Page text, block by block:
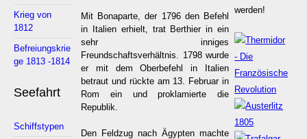
Krieg von
1812
Befreiungskrie
ge 1813 -1814
Seefahrt
Schiffstypen
Mit Bonaparte, der 1796 den Befehl
in Italien erhielt, trat Berthier in ein
sehr inniges
Freundschaftsverhältnis. 1798 wurde
er mit dem Oberbefehl in Italien
betraut und rückte am 13. Februar in
Rom ein und proklamierte die
Republik.
Den Feldzug nach Ägypten machte
werden!